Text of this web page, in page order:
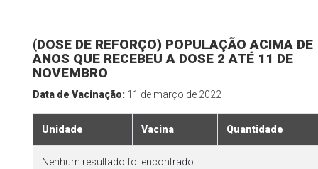
(DOSE DE REFORÇO) POPULAÇÃO ACIMA DE
ANOS QUE RECEBEU A DOSE 2 ATÉ 11 DE
NOVEMBRO
Data de Vacinação: 11 de março de 2022
Unidade Vacina Quantidade
Nenhum resultado foi encontrado.